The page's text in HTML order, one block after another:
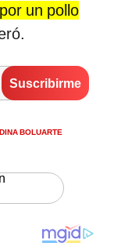
un pollo
DINA BOLUARTE